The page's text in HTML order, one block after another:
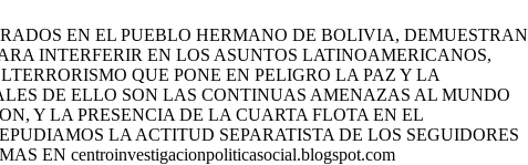
EN EL PUEBLO HERMANO DE BOLIVIA, DEMUESTRAN
INTERFERIR EN LOS ASUNTOS LATINOAMERICANOS,
QUE PONE EN PELIGRO LA PAZ Y LA
DE ELLO SON LAS CONTINUAS AMENAZAS AL MUNDO
Y LA PRESENCIA DE LA CUARTA FLOTA EN EL
LA ACTITUD SEPARATISTA DE LOS SEGUIDORES
EN centroinvestigacionpoliticasocial.blogspot.com